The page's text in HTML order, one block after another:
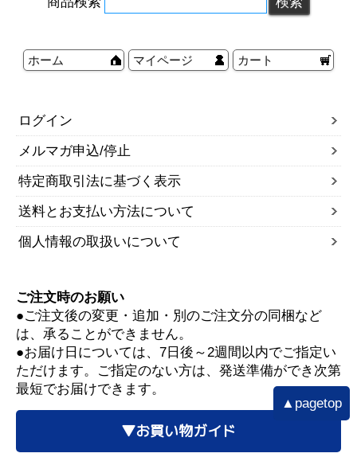
ホーム マイページ カート
ログイン
メルマガ申込/停止
特定商取引法に基づく表示
送料とお支払い方法について
個人情報の取扱いについて
ご注文時のお願い
●ご注文後の変更・追加・別のご注文分の同梱など
は、承ることができません。
●お届け日については、7日後～2週間以内でご指定い
ただけます。ご指定のない方は、発送準備ができ次第
最短でお届けできます。
▼お買い物ガイド
▲pagetop